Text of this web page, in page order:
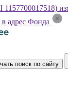
адрес Фонда
поиск по сайту